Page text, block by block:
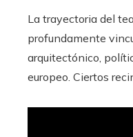
La trayectoria del
profundamente
arquitectónico,
europeo. Ciertos